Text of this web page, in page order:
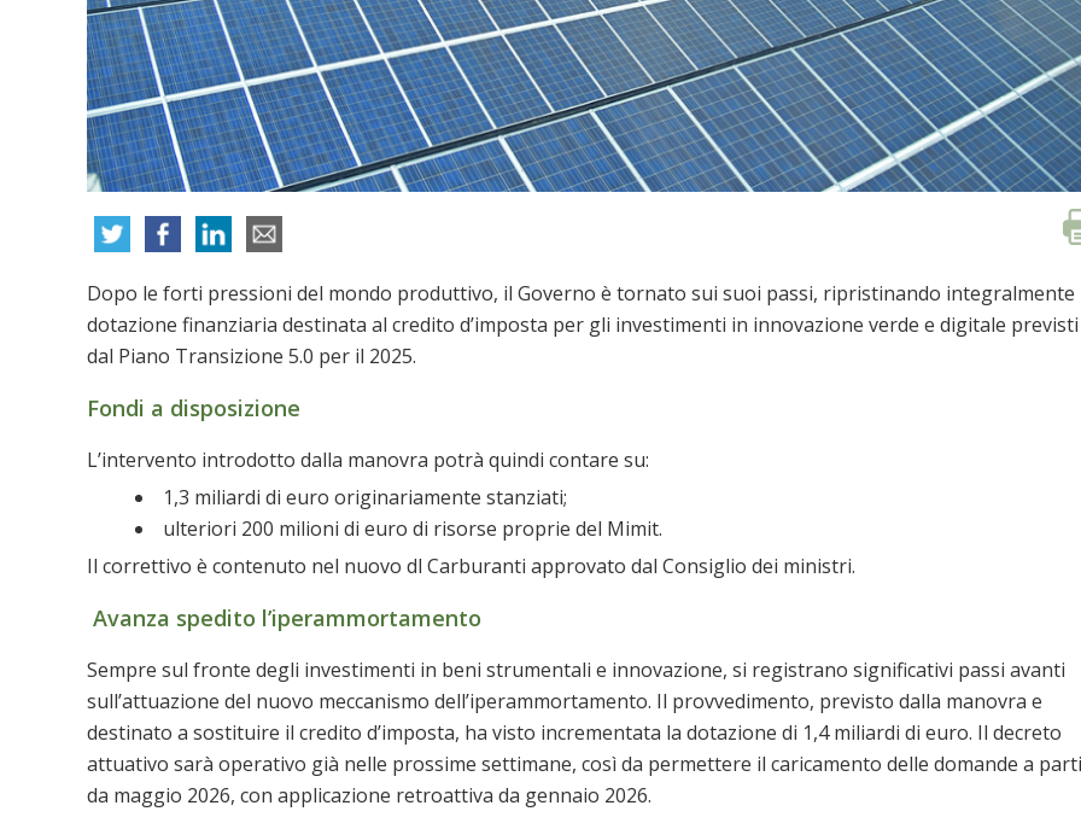
Dopo le forti pressioni del mondo produttivo, il Governo è tornato sui suoi passi, ripristinando integralmente
dotazione finanziaria destinata al credito d’imposta per gli investimenti in innovazione verde e digitale previsti
dal Piano Transizione 5.0 per il 2025.
Fondi a disposizione
L’intervento introdotto dalla manovra potrà quindi contare su:
1,3 miliardi di euro originariamente stanziati;
ulteriori 200 milioni di euro di risorse proprie del Mimit.
Il correttivo è contenuto nel nuovo dl Carburanti approvato dal Consiglio dei ministri.
Avanza spedito l’iperammortamento
Sempre sul fronte degli investimenti in beni strumentali e innovazione, si registrano significativi passi avanti
sull’attuazione del nuovo meccanismo dell’iperammortamento. Il provvedimento, previsto dalla manovra e
destinato a sostituire il credito d’imposta, ha visto incrementata la dotazione di 1,4 miliardi di euro. Il decreto
attuativo sarà operativo già nelle prossime settimane, così da permettere il caricamento delle domande a
da maggio 2026, con applicazione retroattiva da gennaio 2026.